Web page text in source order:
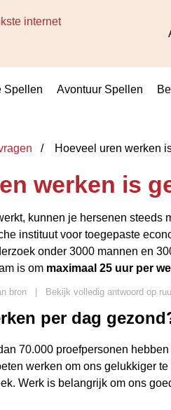
Spellen Avontuur Spellen
Hoeveel uren werken
werken is
kunnen je hersenen steeds
instituut voor toegepaste
onder 3000 mannen en
is om maximaal 25 uur per
bron Bekijk volledig antwoord op
per dag
70.000 proefpersonen
werken om ons gelukkiger
Werk is belangrijk om ons